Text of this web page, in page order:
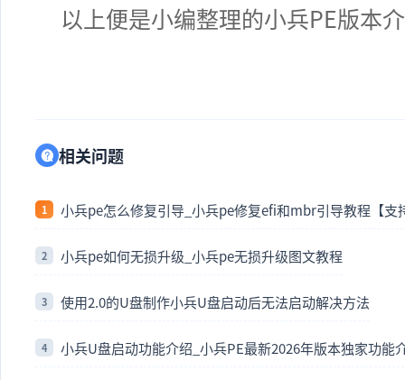
以上便是小编整理的小兵PE版本
相关问题
小兵pe怎么修复引导_小兵pe修复efi和mbr引导教程【支
小兵pe如何无损升级_小兵pe无损升级图文教程
使用2.0的U盘制作小兵U盘启动后无法启动解决方法
小兵U盘启动功能介绍_小兵PE最新2026年版本独家功能